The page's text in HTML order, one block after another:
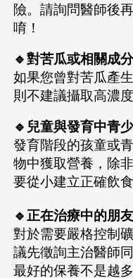
險。請詢問醫師後
唷！
🔹對苦瓜或相關成
如果您曾對苦瓜產
則不建議攝取高濃
🔹兒童與發育中青
發育階段的孩童或
物中獲取營養，除
要從小建立正確飲
🔹正在治療中的朋友
對於需要嚴格控制
議先徵詢主治醫師
最好的保養不是越